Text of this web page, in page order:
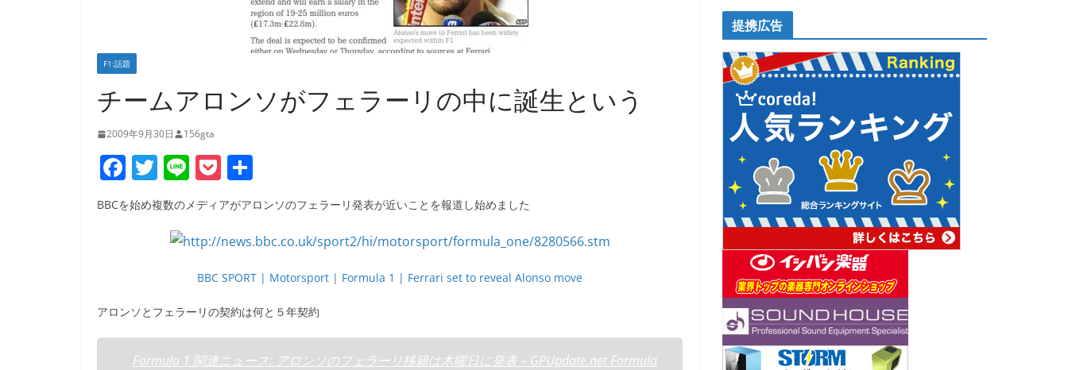
F1:話題
チームアロンソがフェラーリの中に誕生という
2009年9月30日 156gta
F
a
c
o
k
T
w
itt
er
Li
n
e
P
o
ck
et
有
BBCを始め複数のメディアがアロンソのフェラーリ発表が近いことを報道し始めました
BBC SPORT | Motorsport | Formula 1 | Ferrari set to reveal Alonso move
アロンソとフェラーリの契約は何と５年契約
Formula 1 関連ニュース: アロンソのフェラーリ移籍は木曜日に発表 – GPUpdate.net Formula
提携広告